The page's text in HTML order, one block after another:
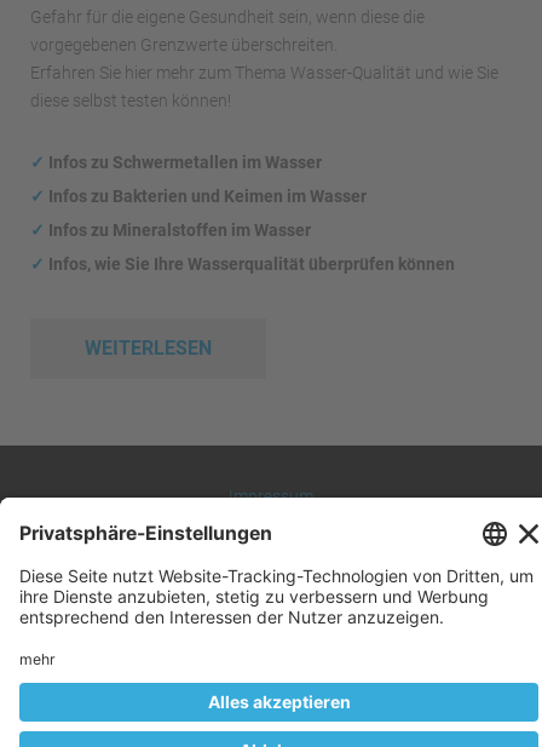
Gefahr für die eigene Gesundheit sein, wenn diese die
vorgegebenen Grenzwerte überschreiten.
Erfahren Sie hier mehr zum Thema Wasser-Qualität und wie Sie
diese selbst testen können!
✓ Infos zu Schwermetallen im Wasser
✓ Infos zu Bakterien und Keimen im Wasser
✓ Infos zu Mineralstoffen im Wasser
✓ Infos, wie Sie Ihre Wasserqualität überprüfen können
WEITERLESEN
Impressum